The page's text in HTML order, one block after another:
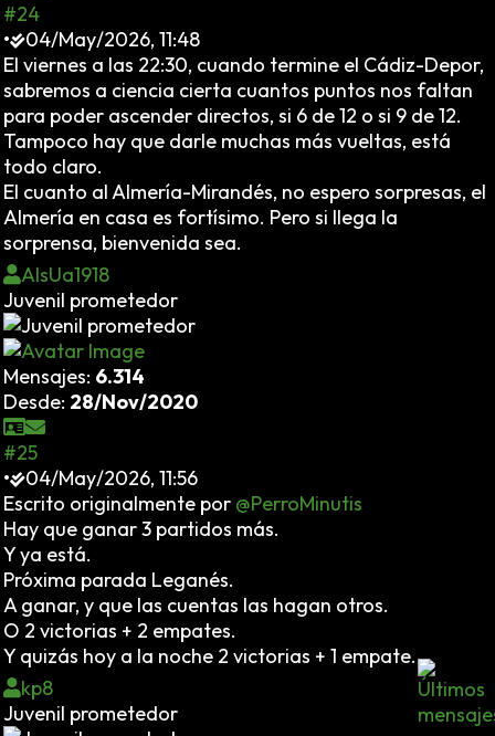
#24
•
04/May/2026, 11:48
El viernes a las 22:30, cuando termine el Cádiz-Depor,
sabremos a ciencia cierta cuantos puntos nos faltan
para poder ascender directos, si 6 de 12 o si 9 de 12.
Tampoco hay que darle muchas más vueltas, está
todo claro.
El cuanto al Almería-Mirandés, no espero sorpresas, el
Almería en casa es fortísimo. Pero si llega la
sorprensa, bienvenida sea.
AlsUa1918
Juvenil prometedor
Mensajes: 6.314
Desde: 28/Nov/2020
#25
•
04/May/2026, 11:56
Escrito originalmente por @PerroMinutis
Hay que ganar 3 partidos más.
Y ya está.
Próxima parada Leganés.
A ganar, y que las cuentas las hagan otros.
O 2 victorias + 2 empates.
Y quizás hoy a la noche 2 victorias + 1 empate...
kp8
Juvenil prometedor